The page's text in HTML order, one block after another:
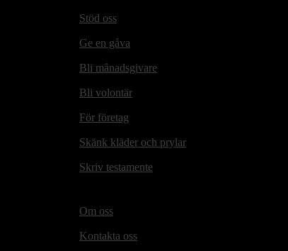
Stöd oss
Ge en gåva
Bli månadsgivare
Bli volontär
För företag
Skänk kläder och prylar
Skriv testamente
Om oss
Kontakta oss